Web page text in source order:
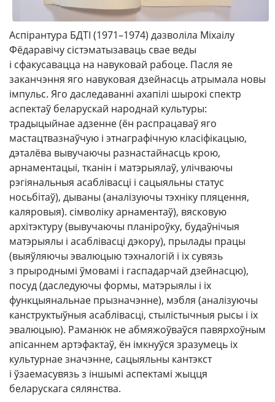
Аспірантура БДТІ (1971–1974) дазволіла Міхаілу
Фёдаравічу сістэматызаваць свае веды
і сфакусавацца на навуковай рабоце. Пасля яе
заканчэння яго навуковая дзейнасць атрымала новы
імпульс. Яго даследаванні ахапілі шырокі спектр
аспектаў беларускай народнай культуры:
традыцыйнае адзенне (ён распрацаваў яго
мастацтвазнаўчую і этнаграфічную класіфікацыю,
дэталёва вывучаючы разнастайнасць крою,
арнаментацыі, тканін і матэрыялаў, улічваючы
рэгіянальныя асаблівасці і сацыяльны статус
носьбітаў), дываны (аналізуючы тэхніку пляцення,
каляровыя). сімволіку арнаментаў), вясковую
архітэктуру (вывучаючы планіроўку, будаўнічыя
матэрыялы і асаблівасці дэкору), прылады працы
(выяўляючы эвалюцыю тэхналогій і іх сувязь
з прыроднымі ўмовамі і гаспадарчай дзейнасцю),
посуд (даследуючы формы, матэрыялы і іх
функцыянальнае прызначэнне), мэбля (аналізуючы
канструктыўныя асаблівасці, стылістычныя рысы і іх
эвалюцыю). Раманюк не абмяжоўваўся павярхоўным
апісаннем артэфактаў, ён імкнуўся зразумець іх
культурнае значэнне, сацыяльны кантэкст
і ўзаемасувязь з іншымі аспектамі жыцця
беларускага сялянства.